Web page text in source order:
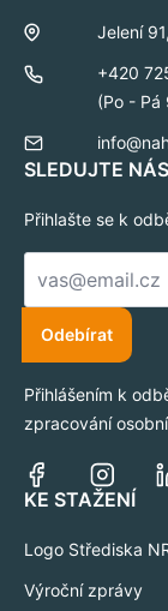
Jelení
+420
(Po -
SLEDUJTE NÁS
Přihlašte se k
E-
mail
Odebírat
Přihlášením k
zpracování
KE STAŽENÍ
Logo Střediska
Výroční zprávy